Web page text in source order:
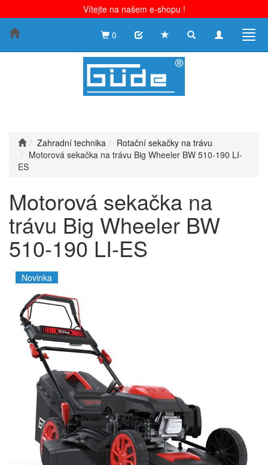
Vítejte na našem e-shopu !
Toggle
Toggle
0
Zahradní technika
Rotační sekačky na trávu
Motorová sekačka na trávu Big Wheeler BW 510-190 LI-
ES
Motorová sekačka na
trávu Big Wheeler BW
510-190 LI-ES
Novinka